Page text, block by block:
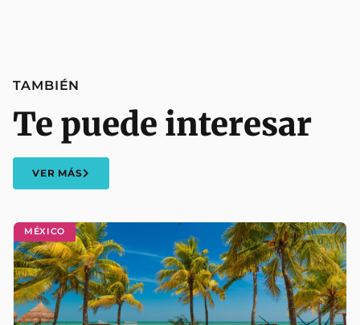
MÉXICO
TAMBIÉN
Te puede interesar
VER MÁS